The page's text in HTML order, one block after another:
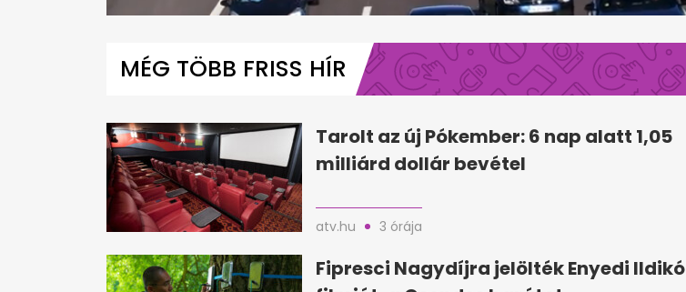
minute,
0%
MÉG TÖBB FRISS HÍR
Tarolt az új Pókember: 6 nap alatt 1,05
milliárd dollár bevétel
atv.hu 3 órája
Fipresci Nagydíjra jelölték Enyedi Ildikó